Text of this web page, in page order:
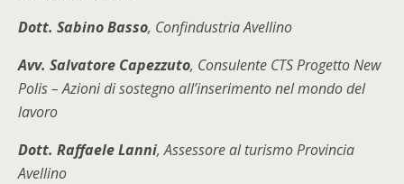
Dott. Sabino Basso, Confindustria Avellino
Avv. Salvatore Capezzuto, Consulente CTS Progetto New
Polis –Azioni di sostegno all’inserimento nel mondo del
lavoro
Dott. Raffaele Lanni, Assessore al turismo Provincia
Avellino